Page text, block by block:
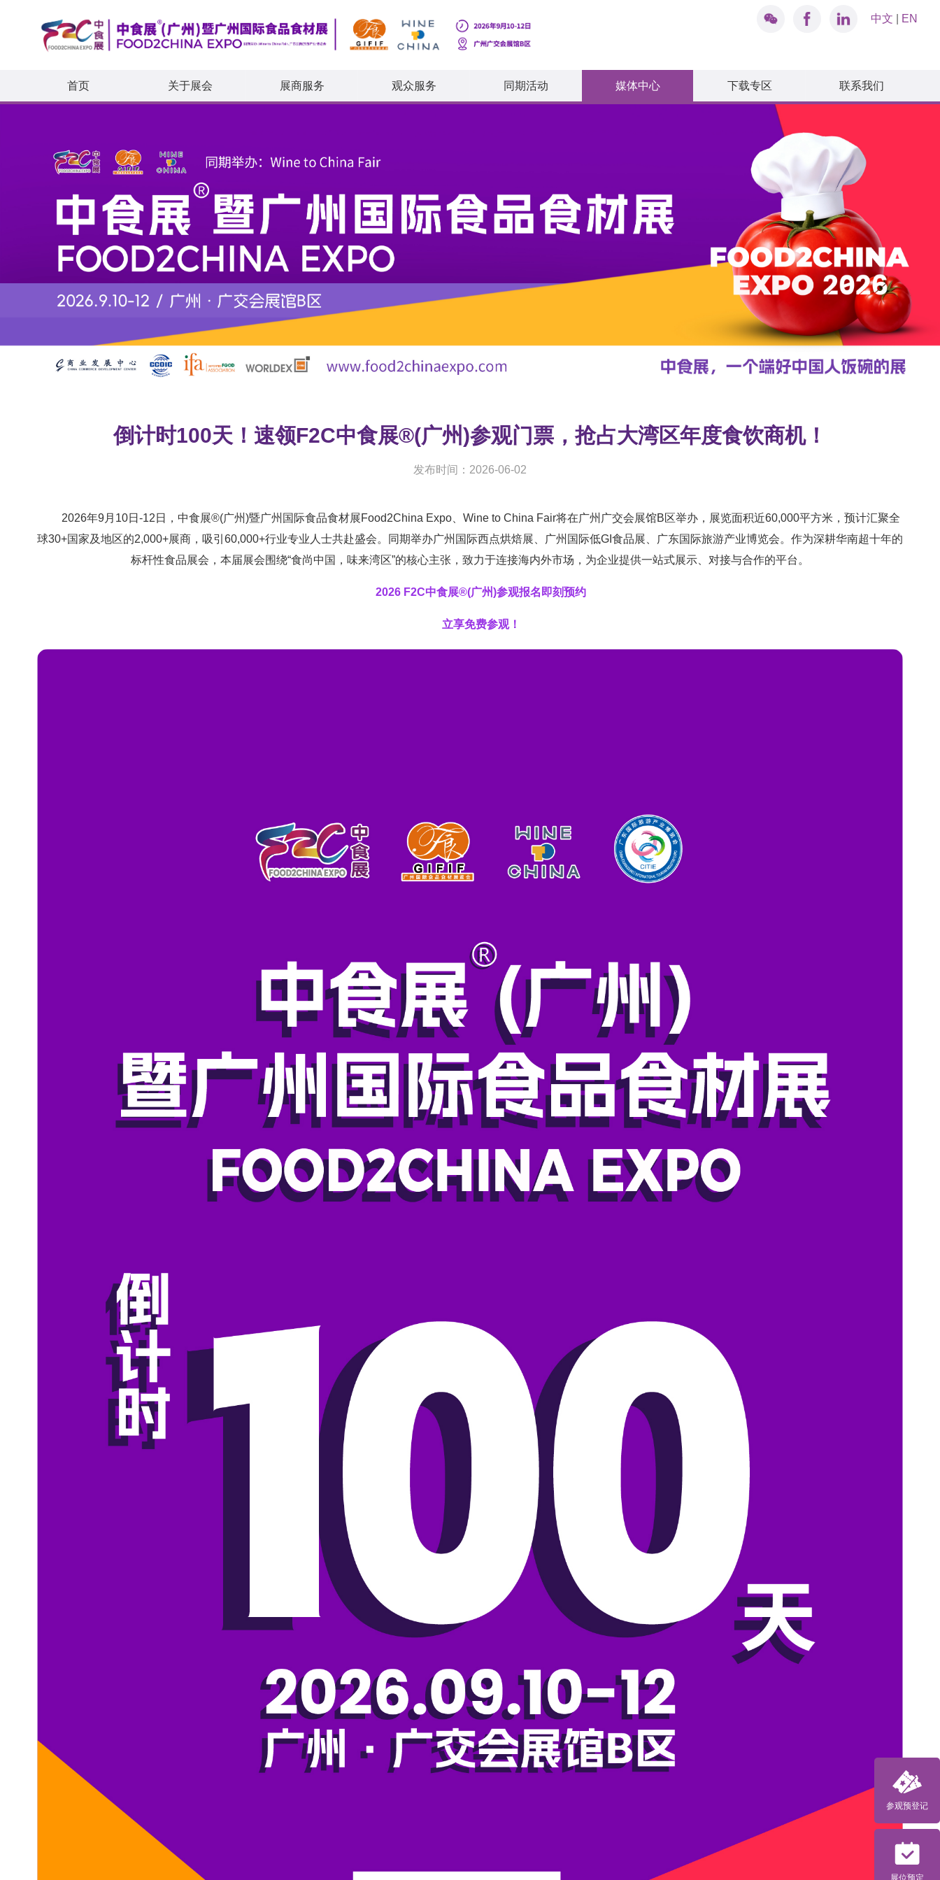
中文 EN
首页 关于展会 展商服务 观众服务 同期活动 媒体中心 下载专区 联系我们
倒计时100天！速领F2C中食展®(广州)参观门票，抢占大湾区年度食饮商机！
发布时间：2026-06-02
2026年9月10日-12日，中食展®(广州)暨广州国际食品食材展Food2China Expo、Wine to China Fair将在广州广交会展馆B区举办，展览面积近60,000平方米，预计汇聚全
球30+国家及地区的2,000+展商，吸引60,000+行业专业人士共赴盛会。同期举办广州国际西点烘焙展、广州国际低GI食品展、广东国际旅游产业博览会。作为深耕华南超十年的
标杆性食品展会，本届展会围绕“食尚中国，味来湾区”的核心主张，致力于连接海内外市场，为企业提供一站式展示、对接与合作的平台。
2026 F2C中食展®(广州)参观报名即刻预约
立享免费参观！
参观预登记
展位预定